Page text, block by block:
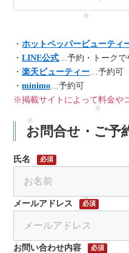
・ホットペッパービューティ
・LINE公式 …予約・トーク
・楽天ビューティー …予約可
・minimo …予約可
※掲載サイトによって料金や
お問合せ・ご予
氏名 必須
メールアドレス 必須
お問い合わせ内容 必須